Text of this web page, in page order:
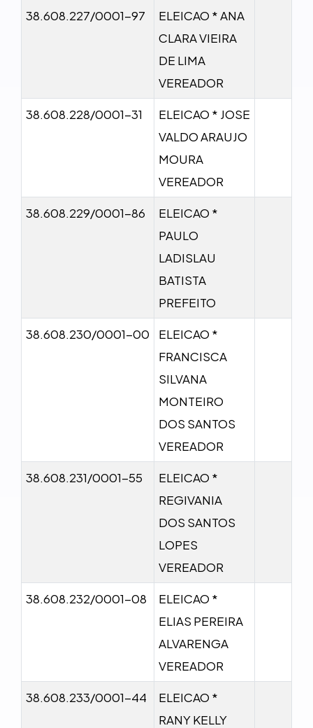
38.608.227/0001-97
ELEICAO * ANA
CLARA VIEIRA
DE LIMA
VEREADOR
38.608.228/0001-31
ELEICAO * JOSE
VALDO ARAUJO
MOURA
VEREADOR
38.608.229/0001-86
ELEICAO *
PAULO
LADISLAU
BATISTA
PREFEITO
38.608.230/0001-00
ELEICAO *
FRANCISCA
SILVANA
MONTEIRO
DOS SANTOS
VEREADOR
38.608.231/0001-55
ELEICAO *
REGIVANIA
DOS SANTOS
LOPES
VEREADOR
38.608.232/0001-08
ELEICAO *
ELIAS PEREIRA
ALVARENGA
VEREADOR
38.608.233/0001-44
ELEICAO *
RANY KELLY